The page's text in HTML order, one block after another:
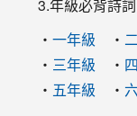
3.年級必背詩詞
‧ 一年級 ‧
‧ 三年級 ‧
‧ 五年級 ‧